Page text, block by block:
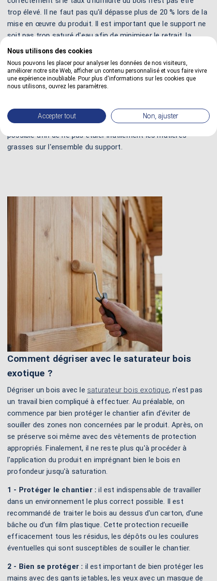
trop élevé. Il ne faut pas qu'il dépasse plus de 20 % lors de la
mise en œuvre du produit. Il est important que le support ne
soit pas trop saturé d'eau afin de minimiser le retrait, la
déformation, la fissuration ou le fendillement du bois après
séchage.
3 - Dégraisser le bois :il faut dégraisser correctement le
bois avec un produit de nettoyage spécialisé pour le bois. On
traité. Il est recommandé d'employer un chiffon imprégné de
solvant. Cependant, il doit être changé le plus souvent
possible afin de ne pas étaler inutilement les matières
grasses sur l'ensemble du support.
Comment dégriser avec le saturateur bois
exotique ?
Dégriser un bois avec le saturateur bois exotique, n'est pas
un travail bien compliqué à effectuer. Au préalable, on
commence par bien protéger le chantier afin d'éviter de
souiller des zones non concernées par le produit. Après, on
se préserve soi même avec des vêtements de protection
appropriés. Finalement, il ne reste plus qu'à procéder à
l'application du produit en imprégnant bien le bois en
profondeur jusqu'à saturation.
1 - Protéger le chantier : il est indispensable de travailler
dans un environnement le plus correct possible. Il est
recommandé de traiter le bois au dessus d'un carton, d’une
bâche ou d’un film plastique. Cette protection recueille
efficacement tous les résidus, les dépôts ou les coulures
éventuelles qui sont susceptibles de souiller le chantier.
2 - Bien se protéger : il est important de bien protéger les
mains avec des gants jetables, les yeux avec un masque de
Nous utilisons des cookies
Nous pouvons les placer pour analyser les données de nos visiteurs,
améliorer notre site Web, afficher un contenu personnalisé et vous faire vivre
une expérience inoubliable. Pour plus d'informations sur les cookies que
nous utilisons, ouvrez les paramètres.
Accepter tout Non, ajuster